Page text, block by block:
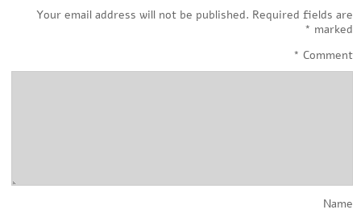
Your email address will not be published. Required fields are
marked
*
Comment
*
Name